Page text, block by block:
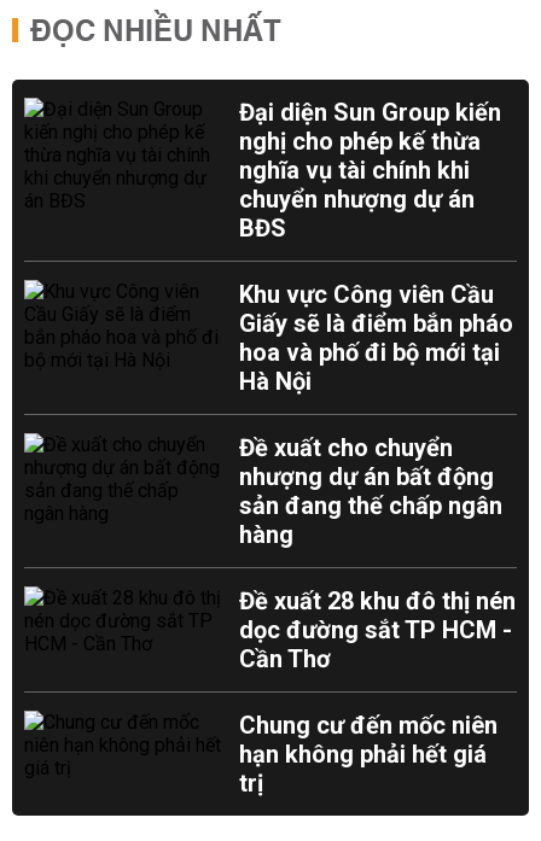
ĐỌC NHIỀU NHẤT
Đại diện Sun Group kiến
nghị cho phép kế thừa
nghĩa vụ tài chính khi
chuyển nhượng dự án
BĐS
Khu vực Công viên Cầu
Giấy sẽ là điểm bắn pháo
hoa và phố đi bộ mới tại
Hà Nội
Đề xuất cho chuyển
nhượng dự án bất động
sản đang thế chấp ngân
hàng
Đề xuất 28 khu đô thị nén
dọc đường sắt TP HCM -
Cần Thơ
Chung cư đến mốc niên
hạn không phải hết giá
trị